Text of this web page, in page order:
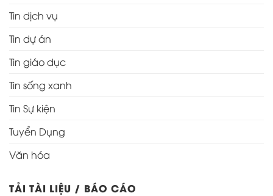
Tin dịch vụ
Tin dự án
Tin giáo dục
Tin sống xanh
Tin Sự kiện
Tuyển Dụng
Văn hóa
TẢI TÀI LIỆU / BÁO CÁO